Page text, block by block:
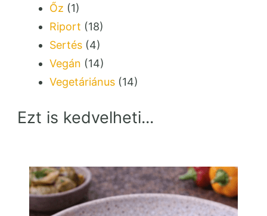
Őz (1)
Riport (18)
Sertés (4)
Vegán (14)
Vegetáriánus (14)
Ezt is kedvelheti...